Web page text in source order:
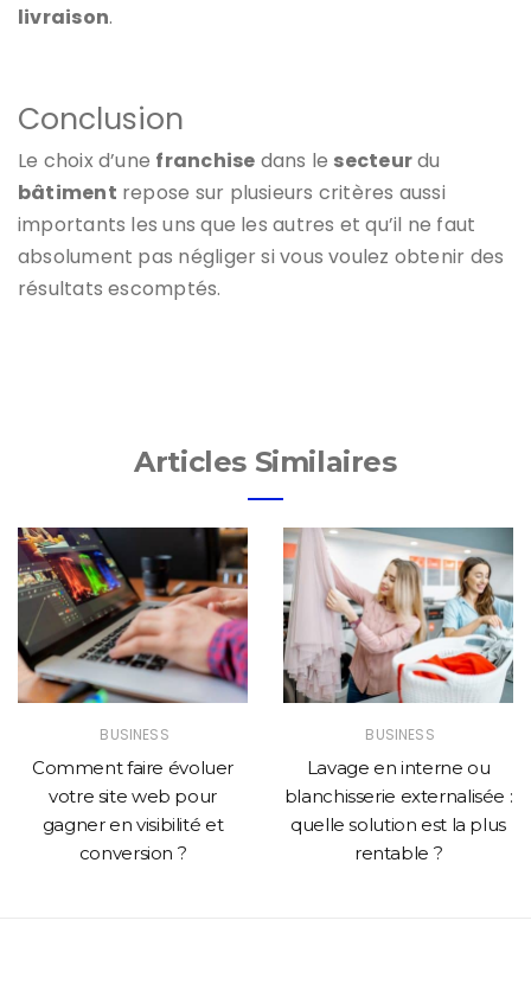
livraison.
Conclusion
Le choix d’une franchise dans le secteurdu
bâtiment repose sur plusieurs critères aussi
importants les uns que les autres et qu’il ne faut
absolument pas négliger si vous voulez obtenir des
résultats escomptés.
Articles Similaires
BUSINESS
Comment faire évoluer
votre site web pour
gagner en visibilité et
conversion ?
BUSINESS
Lavage en interne ou
blanchisserie externalisée :
quelle solution est la plus
rentable ?